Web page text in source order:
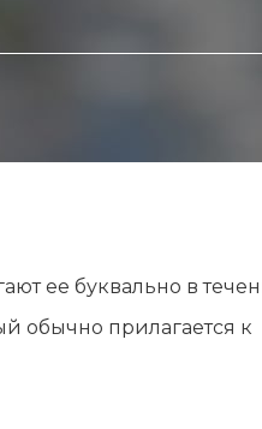
ее буквально в
обычно прилагается к